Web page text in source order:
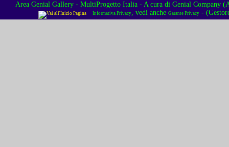
Area Genial Gallery - MultiProgetto Italia- A cura di Genial Company
Informativa Privacy, vedi anche Garante Privacy -